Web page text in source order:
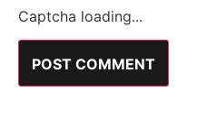
Captcha loading...